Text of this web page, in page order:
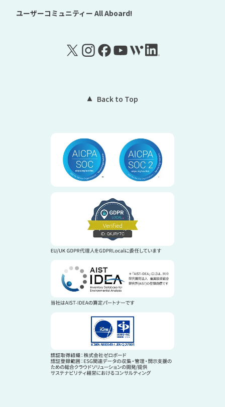
ユーザーコミュニティー All Aboard!
Back to Top